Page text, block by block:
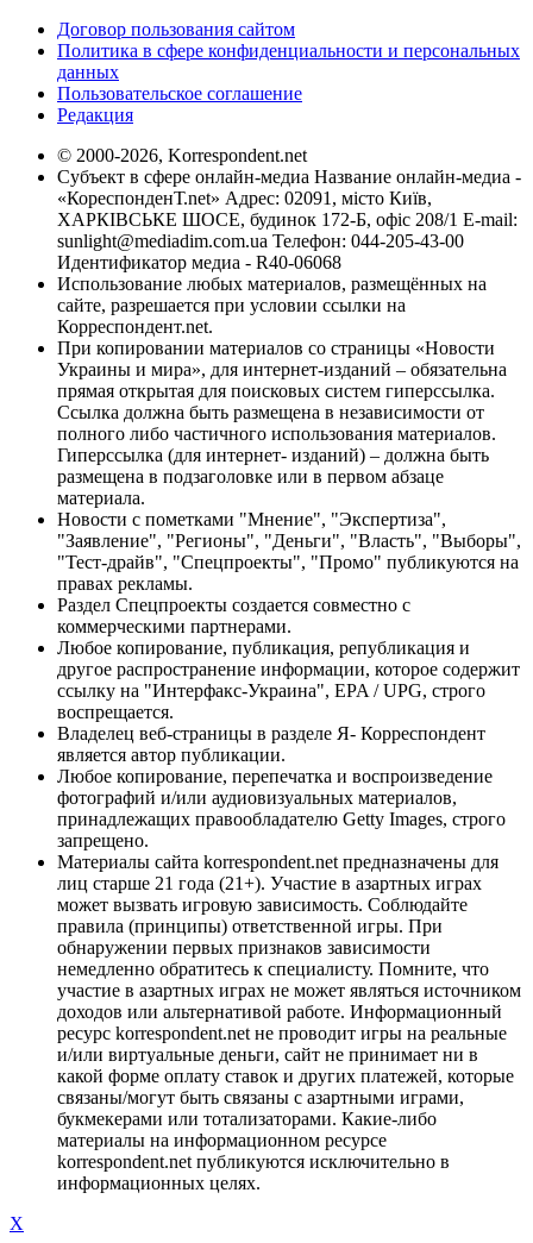
Договор пользования сайтом
Политика в сфере конфиденциальности и персональных
данных
Пользовательское соглашение
Редакция
© 2000-2026, Korrespondent.net
Субъект в сфере онлайн-медиа Название онлайн-медиа -
«КореспонденТ.net» Адрес: 02091, місто Київ,
ХАРКІВСЬКЕ ШОСЕ, будинок 172-Б, офіс 208/1 E-mail:
sunlight@mediadim.com.ua Телефон: 044-205-43-00
Идентификатор медиа - R40-06068
Использование любых материалов, размещённых на
сайте, разрешается при условии ссылки на
Корреспондент.net.
При копировании материалов со страницы «Новости
Украины и мира», для интернет-изданий – обязательна
прямая открытая для поисковых систем гиперссылка.
Ссылка должна быть размещена в независимости от
полного либо частичного использования материалов.
Гиперссылка (для интернет- изданий) – должна быть
размещена в подзаголовке или в первом абзаце
материала.
Новости с пометками "Мнение", "Экспертиза",
"Заявление", "Регионы", "Деньги", "Власть", "Выборы",
"Тест-драйв", "Спецпроекты", "Промо" публикуются на
правах рекламы.
Раздел Спецпроекты создается совместно с
коммерческими партнерами.
Любое копирование, публикация, републикация и
другое распространение информации, которое содержит
ссылку на "Интерфакс-Украина", EPA / UPG, строго
воспрещается.
Владелец веб-страницы в разделе Я- Корреспондент
является автор публикации.
Любое копирование, перепечатка и воспроизведение
фотографий и/или аудиовизуальных материалов,
принадлежащих правообладателю Getty Images, строго
запрещено.
Материалы сайта korrespondent.net предназначены для
лиц старше 21 года (21+). Участие в азартных играх
может вызвать игровую зависимость. Соблюдайте
правила (принципы) ответственной игры. При
обнаружении первых признаков зависимости
немедленно обратитесь к специалисту. Помните, что
участие в азартных играх не может являться источником
доходов или альтернативой работе. Информационный
ресурс korrespondent.net не проводит игры на реальные
и/или виртуальные деньги, сайт не принимает ни в
какой форме оплату ставок и других платежей, которые
связаны/могут быть связаны с азартными играми,
букмекерами или тотализаторами. Какие-либо
материалы на информационном ресурсе
korrespondent.net публикуются исключительно в
информационных целях.
X